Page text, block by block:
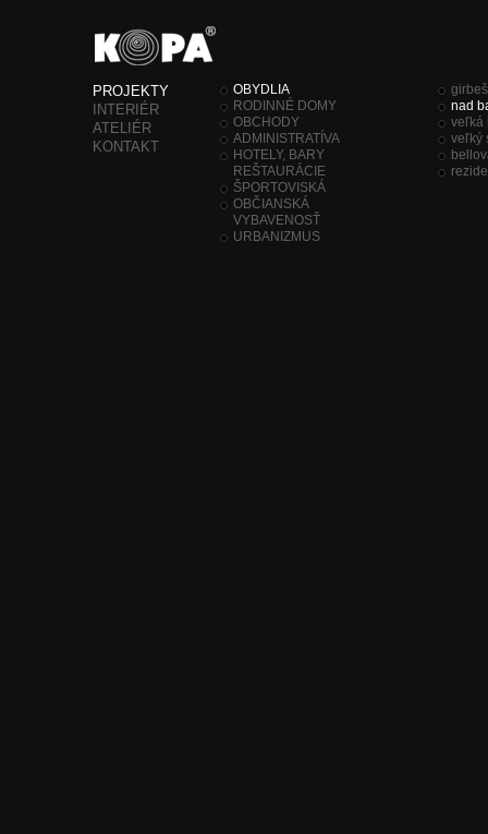
PROJEKTY
INTERIÉR
ATELIÉR
KONTAKT
OBYDLIA
RODINNÉ DOMY
OBCHODY
ADMINISTRATÍVA
HOTELY, BARY
REŠTAURÁCIE
ŠPORTOVISKÁ
OBČIANSKÁ
VYBAVENOSŤ
URBANIZMUS
girbeš
nad
veľká